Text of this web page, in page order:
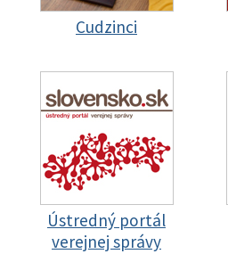
Cudzinci
Ústredný portál
verejnej správy